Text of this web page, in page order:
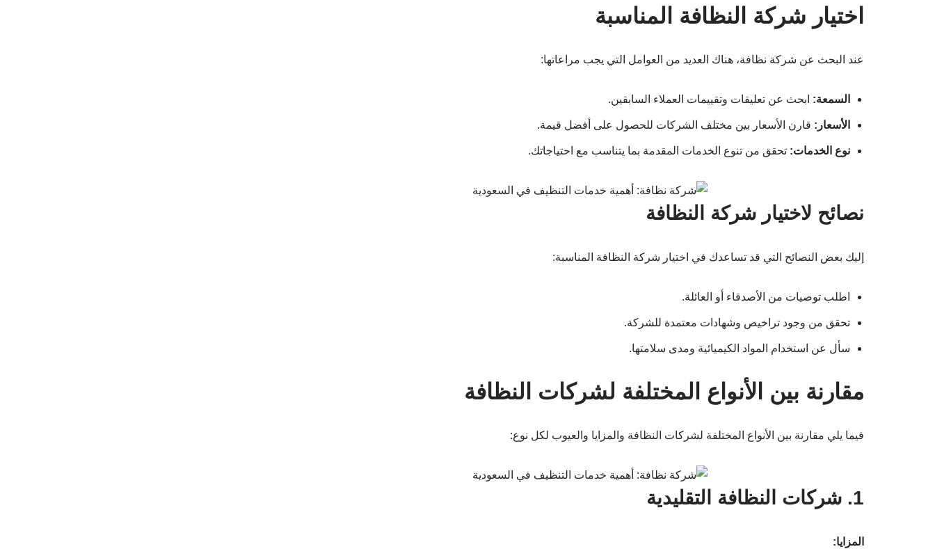
اختيار شركة النظافة المناسبة
عند البحث عن شركة نظافة، هناك العديد من العوامل التي يجب مراعاتها:
السمعة: ابحث عن تعليقات وتقييمات العملاء السابقين.
الأسعار: قارن الأسعار بين مختلف الشركات للحصول على أفضل قيمة.
نوع الخدمات: تحقق من تنوع الخدمات المقدمة بما يتناسب مع احتياجاتك.
نصائح لاختيار شركة النظافة
إليك بعض النصائح التي قد تساعدك في اختيار شركة النظافة المناسبة:
اطلب توصيات من الأصدقاء أو العائلة.
تحقق من وجود تراخيص وشهادات معتمدة للشركة.
سأل عن استخدام المواد الكيميائية ومدى سلامتها.
مقارنة بين الأنواع المختلفة لشركات النظافة
فيما يلي مقارنة بين الأنواع المختلفة لشركات النظافة والمزايا والعيوب لكل نوع:
1. شركات النظافة التقليدية
المزايا: